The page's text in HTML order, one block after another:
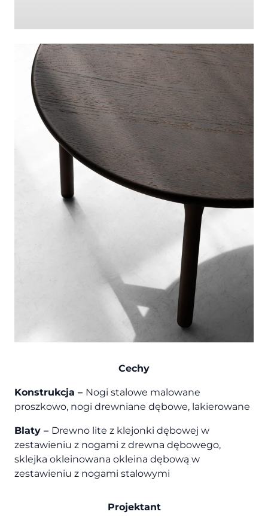
Cechy
Konstrukcja – Nogi stalowe malowane
proszkowo, nogi drewniane dębowe, lakierowane
Blaty – Drewno lite z klejonki dębowej w
zestawieniu z nogami z drewna dębowego,
sklejka okleinowana okleina dębową w
zestawieniu z nogami stalowymi
Projektant